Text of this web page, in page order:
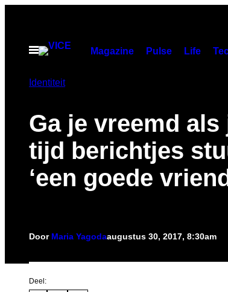
Open
Magazine Pulse Life
Identiteit
Ga je vreemd als
tijd berichtjes
‘een goede
Door Maria Yagodaaugustus 30, 2017, 8:30am
Deel: